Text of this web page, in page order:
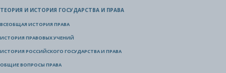
ТЕОРИЯ И ИСТОРИЯ ГОСУДАРСТВА И ПРАВА
ВСЕОБЩАЯ ИСТОРИЯ ПРАВА
ИСТОРИЯ ПРАВОВЫХ УЧЕНИЙ
ИСТОРИЯ РОССИЙСКОГО ГОСУДАРСТВА И ПРАВА
ОБЩИЕ ВОПРОСЫ ПРАВА